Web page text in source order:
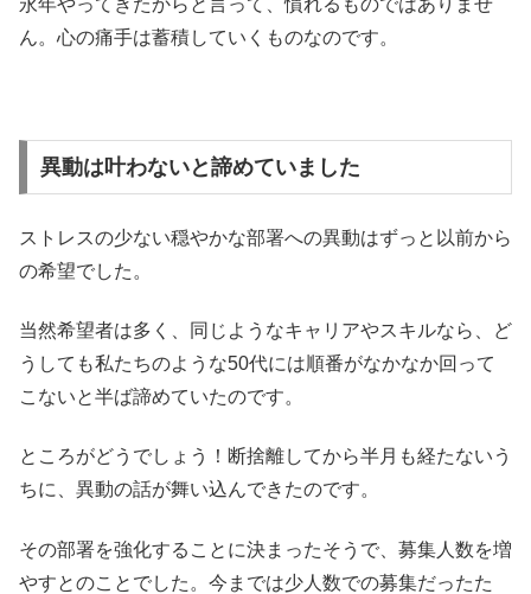
ん。心の痛手は蓄積していくものなのです。
異動は叶わないと諦めていました
ストレスの少ない穏やかな部署への異動はずっと以前から
の希望でした。
当然希望者は多く、同じようなキャリアやスキルなら、ど
うしても私たちのような50代には順番がなかなか回って
こないと半ば諦めていたのです。
ところがどうでしょう！断捨離してから半月も経たないう
ちに、異動の話が舞い込んできたのです。
その部署を強化することに決まったそうで、募集人数を増
やすとのことでした。今までは少人数での募集だったた